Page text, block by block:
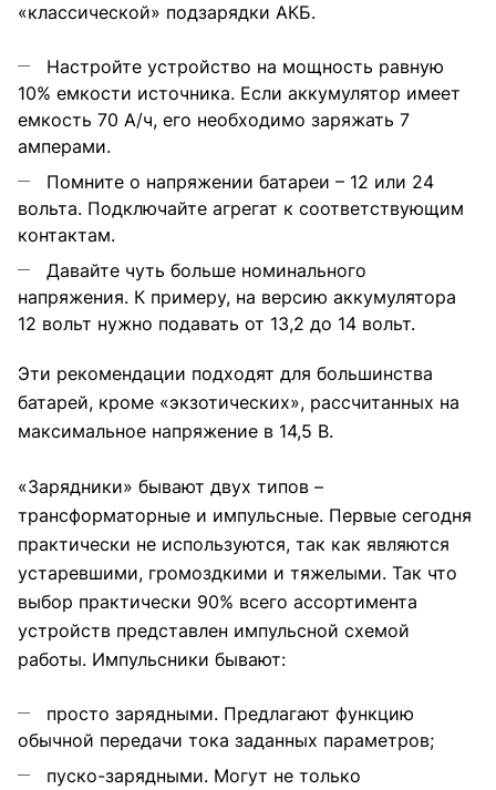
«классической» подзарядки АКБ.
Настройте устройство на мощность равную
10% емкости источника. Если аккумулятор имеет
емкость 70 А/ч, его необходимо заряжать 7
амперами.
Помните о напряжении батареи – 12 или 24
вольта. Подключайте агрегат к соответствующим
контактам.
Давайте чуть больше номинального
напряжения. К примеру, на версию аккумулятора
12 вольт нужно подавать от 13,2 до 14 вольт.
Эти рекомендации подходят для большинства
батарей, кроме «экзотических», рассчитанных на
максимальное напряжение в 14,5 В.
«Зарядники» бывают двух типов –
трансформаторные и импульсные. Первые сегодня
практически не используются, так как являются
устаревшими, громоздкими и тяжелыми. Так что
выбор практически 90% всего ассортимента
устройств представлен импульсной схемой
работы. Импульсники бывают:
просто зарядными. Предлагают функцию
обычной передачи тока заданных параметров;
пуско-зарядными. Могут не только